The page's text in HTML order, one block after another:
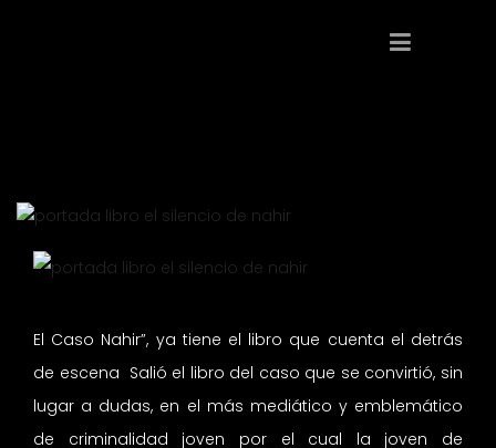
El Caso Nahir”, ya tiene el libro que cuenta el detrás
de escena Salió el libro del caso que se convirtió, sin
lugar a dudas, en el más mediático y emblemático
de criminalidad joven por el cual la joven de